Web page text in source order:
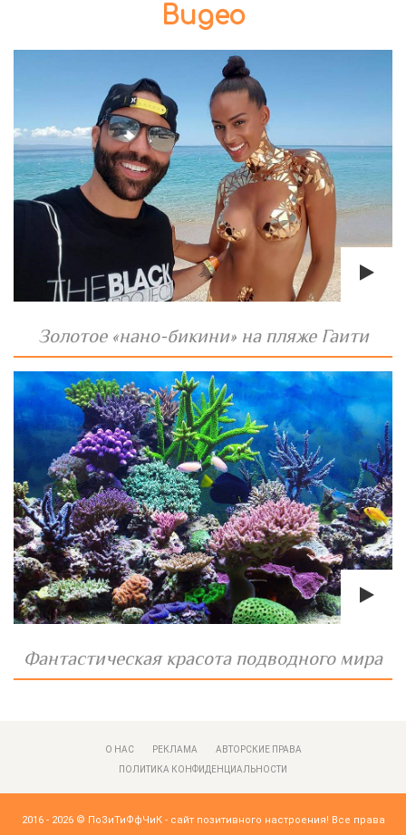
Видео
Золотое «нано-бикини» на пляже Гаити
Фантастическая красота подводного мира
О НАС РЕКЛАМА
АВТОРСКИЕ ПРАВА
ПОЛИТИКА КОНФИДЕНЦИАЛЬНОСТИ
2016 - 2026 © ПоЗиТиФфЧиК - сайт позитивного настроения! Все права